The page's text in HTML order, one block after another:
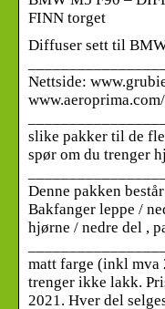
FINN torget
Diffuser sett til
Nettside:
slike pakker til de
spør om du trenger
Denne pakken
Bakfanger leppe /
hjørne / nedre del ,
matt farge (inkl mva
trenger ikke lakk.
2021. Hver del